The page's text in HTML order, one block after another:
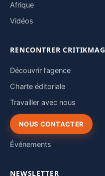
Afrique
Vidéos
RENCONTRER CRITIKMAG
Découvrir l’agence
Charte éditoriale
Travailler avec nous
NOUS CONTACTER
Événements
NEWSLETTER